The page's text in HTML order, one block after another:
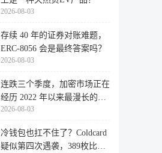
2026-08-03
存续 40 年的证券对账难题，
ERC-8056 会是最终答案吗？
2026-08-03
连跌三个季度，加密市场正在
经历 2022 年以来最漫长的退
潮
2026-08-03
冷钱包也扛不住了？Coldcard
疑似第四次遇袭，389枚比特